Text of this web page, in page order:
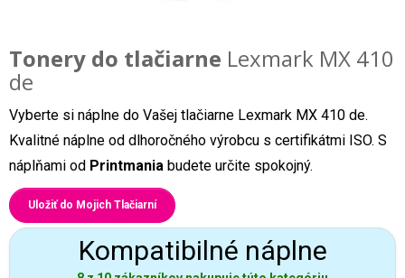
Tonery do tlačiarne Lexmark MX 410
de
Vyberte si náplne do Vašej tlačiarne Lexmark MX 410 de.
Kvalitné náplne od dlhoročného výrobcu s certifikátmi ISO. S
náplňami od Printmania budete určite spokojný.
Uložiť do Mojich Tlačiarní
Kompatibilné náplne